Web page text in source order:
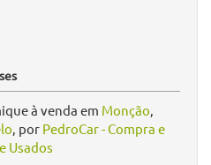
à venda em Monção,
, por PedroCar - Compra e
Usados